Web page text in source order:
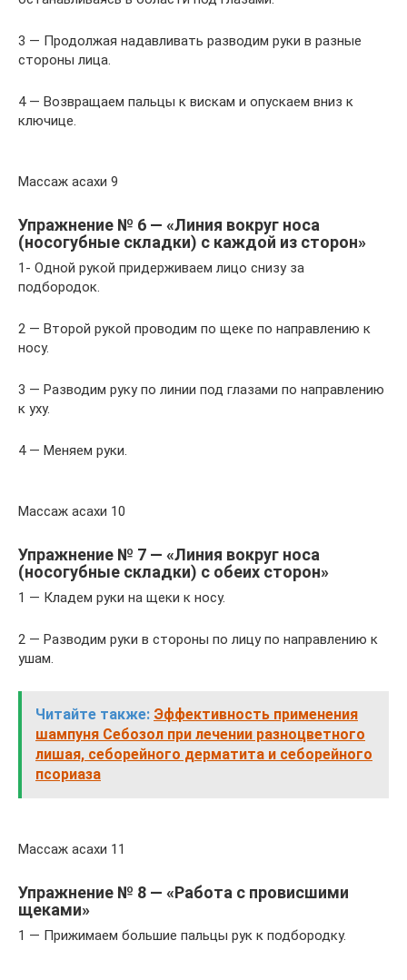
3 — Продолжая надавливать разводим руки в разные
стороны лица.
4 — Возвращаем пальцы к вискам и опускаем вниз к
ключице.
Массаж асахи 9
Упражнение № 6 — «Линия вокруг носа
(носогубные складки) с каждой из сторон»
1- Одной рукой придерживаем лицо снизу за
подбородок.
2 — Второй рукой проводим по щеке по направлению к
носу.
3 — Разводим руку по линии под глазами по направлению
к уху.
4 — Меняем руки.
Массаж асахи 10
Упражнение № 7 — «Линия вокруг носа
(носогубные складки) с обеих сторон»
1 — Кладем руки на щеки к носу.
2 — Разводим руки в стороны по лицу по направлению к
ушам.
Читайте также: Эффективность применения
шампуня Себозол при лечении разноцветного
лишая, себорейного дерматита и себорейного
псориаза
Массаж асахи 11
Упражнение № 8 — «Работа с провисшими
щеками»
1 — Прижимаем большие пальцы рук к подбородку.